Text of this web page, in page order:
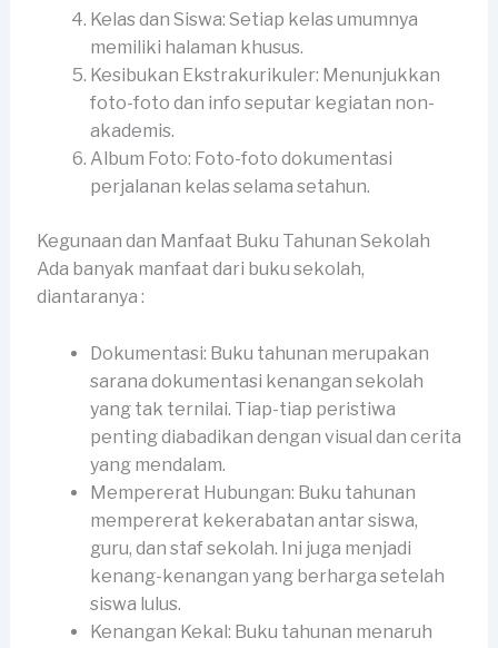
Kelas dan Siswa: Setiap kelas umumnya
memiliki halaman khusus.
Kesibukan Ekstrakurikuler: Menunjukkan
foto-foto dan info seputar kegiatan non-
akademis.
Album Foto: Foto-foto dokumentasi
perjalanan kelas selama setahun.
Kegunaan dan Manfaat Buku Tahunan Sekolah
Ada banyak manfaat dari buku sekolah,
diantaranya :
Dokumentasi: Buku tahunan merupakan
sarana dokumentasi kenangan sekolah
yang tak ternilai. Tiap-tiap peristiwa
penting diabadikan dengan visual dan cerita
yang mendalam.
Mempererat Hubungan: Buku tahunan
mempererat kekerabatan antar siswa,
guru, dan staf sekolah. Ini juga menjadi
kenang-kenangan yang berharga setelah
siswa lulus.
Kenangan Kekal: Buku tahunan menaruh